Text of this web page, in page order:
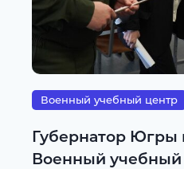
Военный учебный центр
Губернатор Югры
Военный